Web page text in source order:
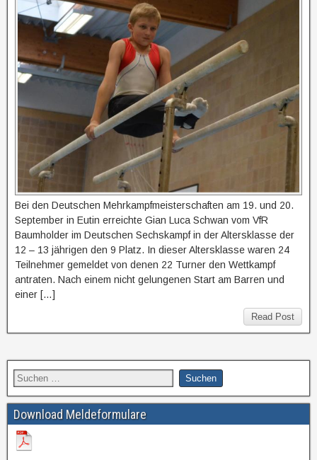
Bei den Deutschen Mehrkampfmeisterschaften am 19. und 20.
September in Eutin erreichte Gian Luca Schwan vom VfR
Baumholder im Deutschen Sechskampf in der Altersklasse der
12 – 13 jährigen den 9 Platz. In dieser Altersklasse waren 24
Teilnehmer gemeldet von denen 22 Turner den Wettkampf
antraten. Nach einem nicht gelungenen Start am Barren und
einer […]
Read Post
Download Meldeformulare